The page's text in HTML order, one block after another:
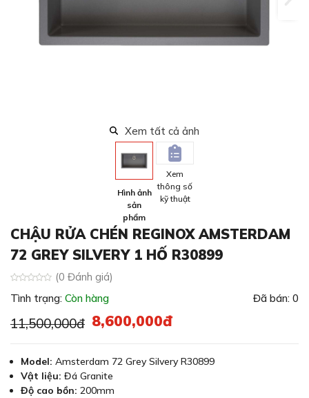
Xem tất cả ảnh
Hình ảnh
sản
phẩm
Xem
thông số
kỹ thuật
CHẬU RỬA CHÉN REGINOX AMSTERDAM
72 GREY SILVERY 1 HỐ R30899
(0 Đánh giá)
Tình trạng: Còn hàng Đã bán: 0
11,500,000đ 8,600,000đ
Model: Amsterdam 72 Grey Silvery R30899
Vật liệu: Đá Granite
Độ cao bồn: 200mm